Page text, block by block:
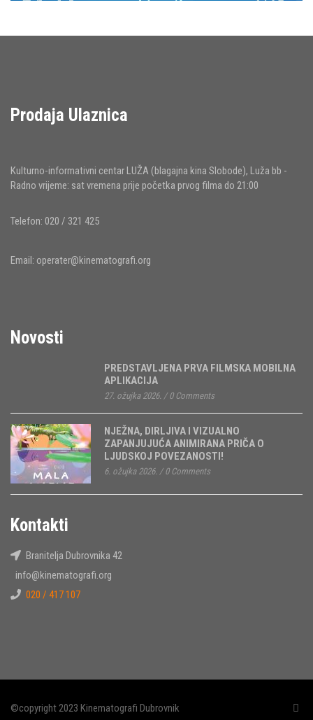
Prodaja Ulaznica
Kulturno-informativni centar LUŽA (blagajna kina Slobode), Luža bb -
Radno vrijeme: sat vremena prije početka prvog filma do 21:00
Telefon: 020 / 321 425
Email: operater@kinematografi.org
Novosti
PREDSTAVLJENA PRVA FILMSKA MOBILNA
APLIKACIJA
27. ožujka 2026. / 0 Comments
NJEŽNA, DIRLJIVA I VIZUALNO
ZAPANJUJUĆA ANIMIRANA PRIČA O
LJUDSKOJ POVEZANOSTI!
6. ožujka 2026. / 0 Comments
Kontakti
Branitelja Dubrovnika 42
info@kinematografi.org
020 / 417 107
©copyright 2023 Kinematografi Dubrovnik